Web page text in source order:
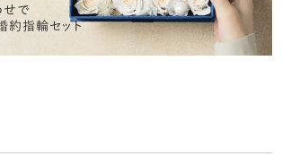
せで
約指輪セット